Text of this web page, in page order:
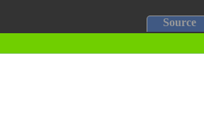
Source